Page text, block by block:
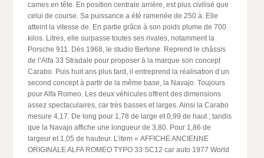
cames en tête. En position centrale arrière, est plus civilisé que
celui de course. Sa puissance a été ramenée de 250 à. Elle
atteint la vitesse de. En partie grâce à son poids plume de 700
kilos. Litres, elle surpasse toutes ses rivales, notamment la
Porsche 911. Dès 1968, le studio Bertone. Reprend le châssis
de l’Alfa 33 Stradale pour proposer à la marque son concept
Carabo. Puis huit ans plus tard, il entreprend la réalisation d’un
second concept à partir de la même base, la Navajo. Toujours
pour Alfa Romeo. Les deux véhicules offrent des dimensions
assez spectaculaires, car très basses et larges. Ainsi la Carabo
mesure 4,17. De long pour 1,78 de large et 0,99 de haut ; tandis
que la Navajo affiche une longueur de 3,80. Pour 1,86 de
largeur et 1,05 de hauteur. L’item « AFFICHE ANCIENNE
ORIGINALE ALFA ROMEO TYPO 33 SC12 car auto 1977 World